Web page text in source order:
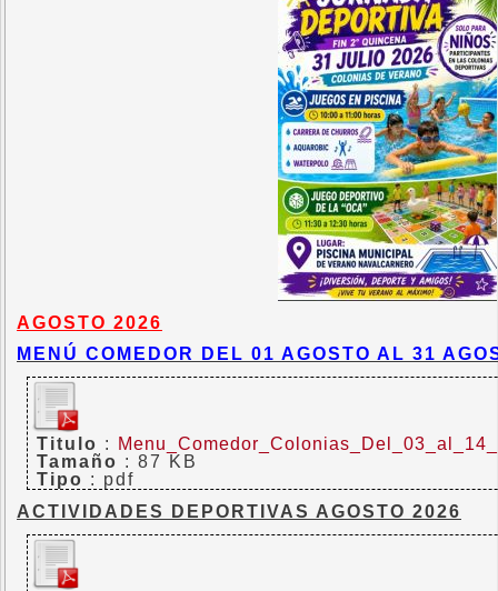
AGOSTO 2026
MENÚ COMEDOR DEL 01 AGOSTO AL 31
Titulo :
Tamaño : 87 KB
Tipo : pdf
ACTIVIDADES DEPORTIVAS AGOSTO 2026